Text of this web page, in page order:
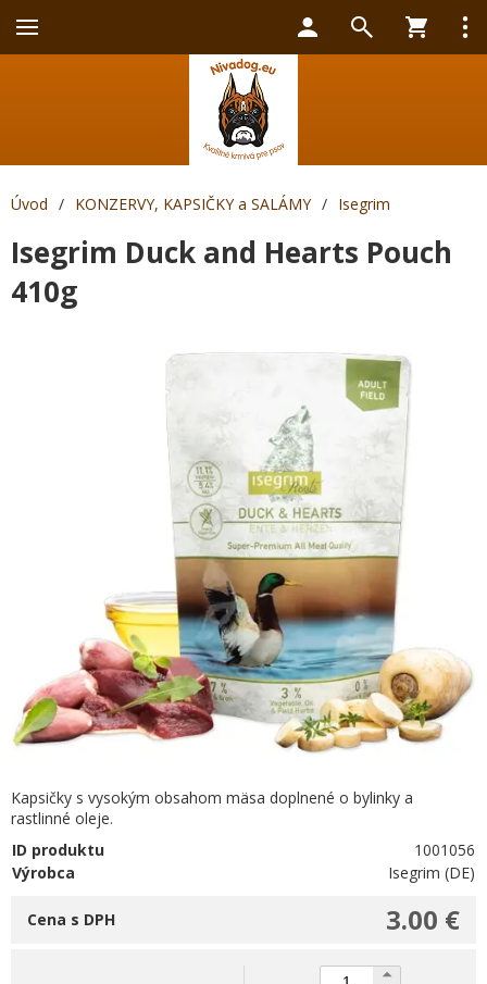
Úvod / KONZERVY, KAPSIČKY a SALÁMY / Isegrim
Isegrim Duck and Hearts Pouch
410g
Kapsičky s vysokým obsahom mäsa doplnené o bylinky a
rastlinné oleje.
ID produktu
1001056
Výrobca
Isegrim (DE)
3.00 €
Cena s DPH